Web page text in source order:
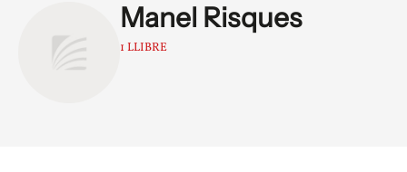
Manel Risques
1 LLIBRE